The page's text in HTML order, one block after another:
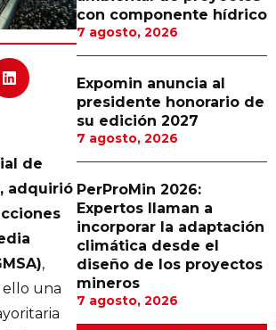
de
adquirió
,
una
con componente hídrico
7 agosto, 2026
Expomin anuncia al
presidente honorario de
su edición 2027
7 agosto, 2026
PerProMin 2026:
Expertos llaman a
incorporar la adaptación
climática desde el
diseño de los proyectos
mineros
7 agosto, 2026